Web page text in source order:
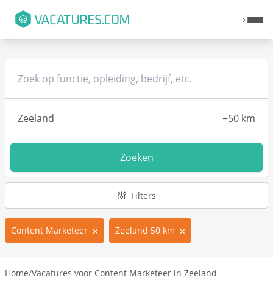
Zoeken
Filters
Content Marketeer Zeeland 50 km
Home/Vacatures voor Content Marketeer in Zeeland